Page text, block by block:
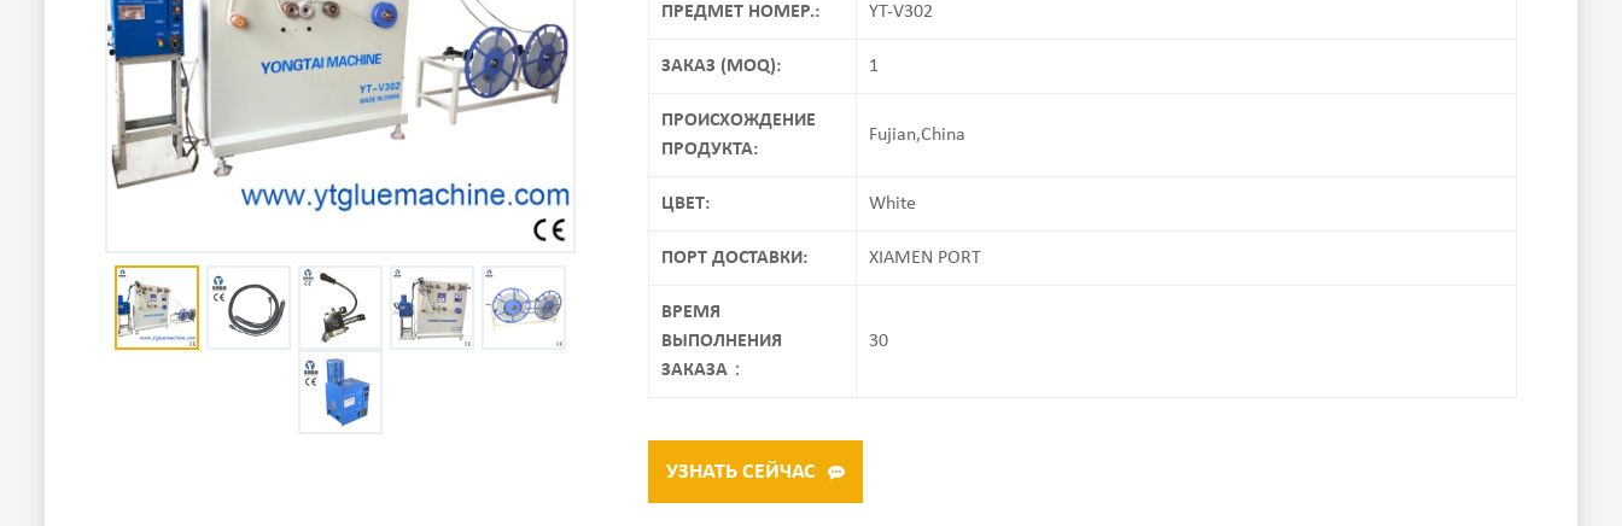
ПРЕДМЕТ НОМЕР.: YT-V302
ЗАКАЗ (MOQ): 1
ПРОИСХОЖДЕНИЕ
ПРОДУКТА:
Fujian,China
ЦВЕТ: White
ПОРТ ДОСТАВКИ: XIAMEN PORT
ВРЕМЯ
ВЫПОЛНЕНИЯ
ЗАКАЗА：
30
УЗНАТЬ СЕЙЧАС